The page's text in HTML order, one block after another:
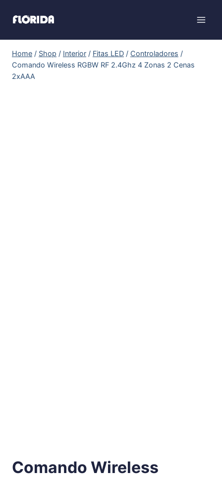
Home / Shop / Interior / Fitas LED / Controladores /
Comando Wireless RGBW RF 2.4Ghz 4 Zonas 2 Cenas
2xAAA
Comando Wireless